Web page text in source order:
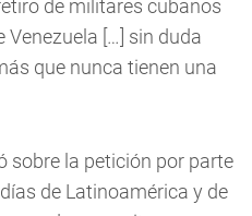
de militares cubanos
Venezuela […] sin duda
que nunca tienen una
sobre la petición por parte
de Latinoamérica y de